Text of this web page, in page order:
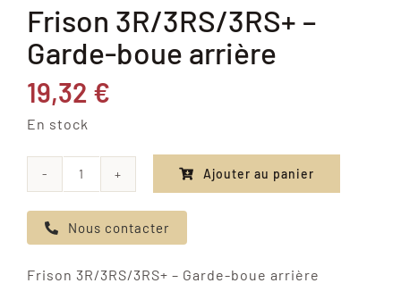
Frison 3R/3RS/3RS+ –
Garde-boue arrière
19,32 €
En stock
de
Frison
-
Ajouter au panier
Nous contacter
Frison 3R/3RS/3RS+ – Garde-boue arrière